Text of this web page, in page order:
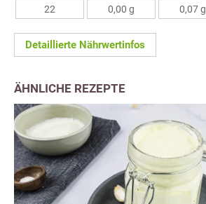
22
0,00 g
0,07 g
Detaillierte Nährwertinfos
ÄHNLICHE REZEPTE